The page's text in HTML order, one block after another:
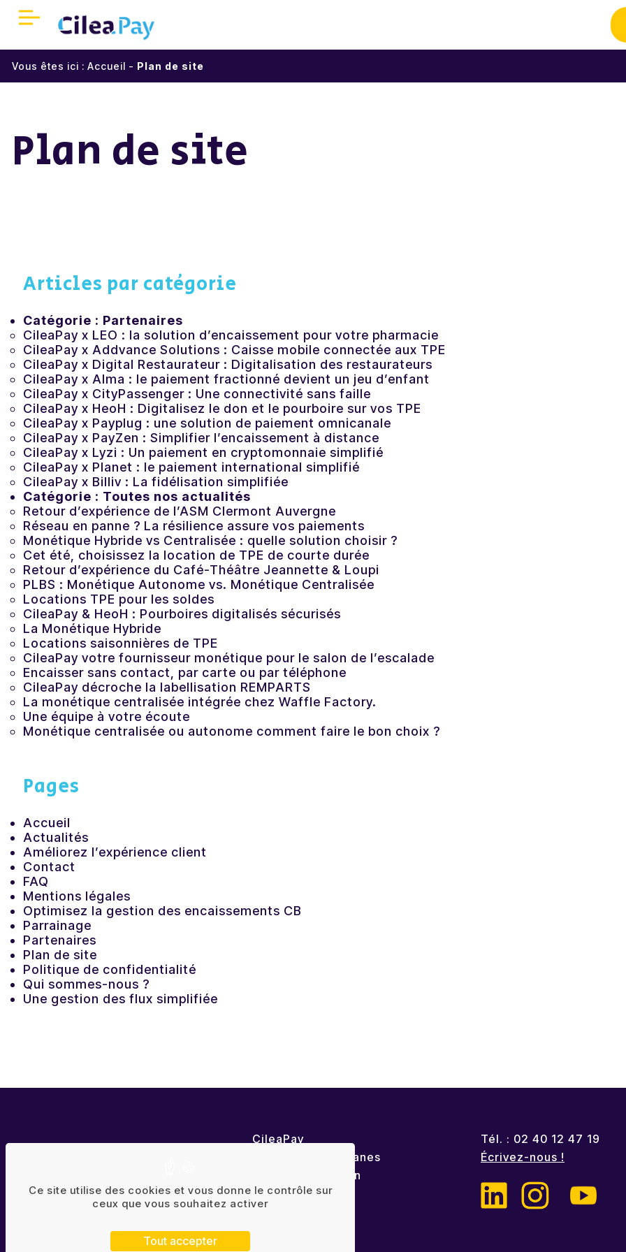
Accueil
Encaissements sécurisés
Actualités
Contactez-nous
Vous êtes ici : Accueil - Plan de site
Plan de site
Articles par catégorie
Catégorie : Partenaires
CileaPay x LEO : la solution d’encaissement pour votre pharmacie
CileaPay x Addvance Solutions : Caisse mobile connectée aux TPE
CileaPay x Digital Restaurateur : Digitalisation des restaurateurs
CileaPay x Alma : le paiement fractionné devient un jeu d’enfant
CileaPay x CityPassenger : Une connectivité sans faille
CileaPay x HeoH : Digitalisez le don et le pourboire sur vos TPE
CileaPay x Payplug : une solution de paiement omnicanale
CileaPay x PayZen : Simplifier l’encaissement à distance
CileaPay x Lyzi : Un paiement en cryptomonnaie simplifié
CileaPay x Planet : le paiement international simplifié
CileaPay x Billiv : La fidélisation simplifiée
Catégorie : Toutes nos actualités
Retour d’expérience de l’ASM Clermont Auvergne
Réseau en panne ? La résilience assure vos paiements
Monétique Hybride vs Centralisée : quelle solution choisir ?
Cet été, choisissez la location de TPE de courte durée
Retour d’expérience du Café-Théâtre Jeannette & Loupi
PLBS : Monétique Autonome vs. Monétique Centralisée
Locations TPE pour les soldes
CileaPay & HeoH : Pourboires digitalisés sécurisés
La Monétique Hybride
Locations saisonnières de TPE
CileaPay votre fournisseur monétique pour le salon de l’escalade
Encaisser sans contact, par carte ou par téléphone
CileaPay décroche la labellisation REMPARTS
La monétique centralisée intégrée chez Waffle Factory.
Une équipe à votre écoute
Monétique centralisée ou autonome comment faire le bon choix ?
Pages
Accueil
Actualités
Améliorez l’expérience client
Contact
FAQ
Mentions légales
Optimisez la gestion des encaissements CB
Parrainage
Partenaires
Plan de site
Politique de confidentialité
Qui sommes-nous ?
Une gestion des flux simplifiée
CileaPay
Les Espaces Océanes
6 rue Jack London
44400 Rezé
Tél. : 02 40 12 47 19
Écrivez-nous !
Panneau de gestion des cookies
Ce site utilise des cookies et vous donne le contrôle sur
ceux que vous souhaitez activer
Tout accepter